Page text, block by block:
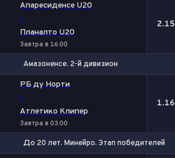
Апаресиденсе U20
-
Планалто U20
Завтра в 16:00
2.15
Амазоненсе. 2-й дивизион
РБ ду Норти
-
Атлетико Клипер
Завтра в 03:00
1.16
До 20 лет. Минейро. Этап победителей